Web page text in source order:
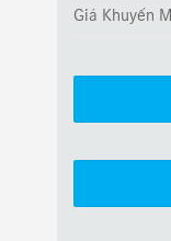
Giá Khuyến